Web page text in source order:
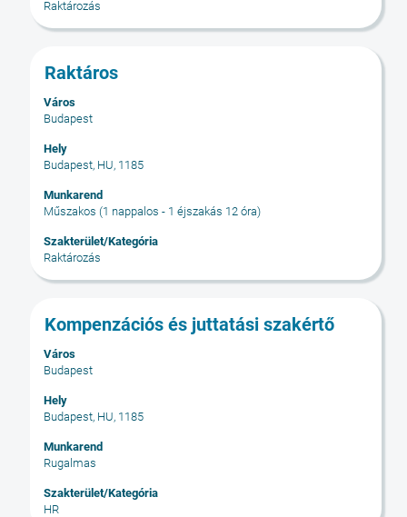
Raktározás
Cím
Raktáros
Város
Budapest
Hely
Budapest, HU, 1185
Munkarend
Műszakos (1 nappalos - 1 éjszakás 12 óra)
Szakterület/Kategória
Raktározás
Jelölje
a
szóköz
billentyűvel
az
állásinformáció
teljes
megtekintéséhez.
Cím
Kompenzációs és juttatási szakértő
Város
Budapest
Hely
Budapest, HU, 1185
Munkarend
Rugalmas
Szakterület/Kategória
HR
Jelölje
a
szóköz
billentyűvel
az
állásinformáció
teljes
megtekintéséhez.